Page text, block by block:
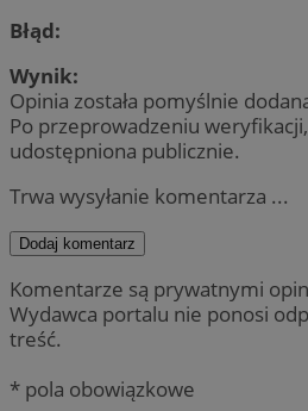
Błąd:
Wynik:
Opinia została pomyślnie
Po przeprowadzeniu
udostępniona publicznie.
Trwa wysyłanie komentarza ...
Dodaj komentarz
Komentarze są prywatnymi
Wydawca portalu nie ponosi
treść.
* pola obowiązkowe